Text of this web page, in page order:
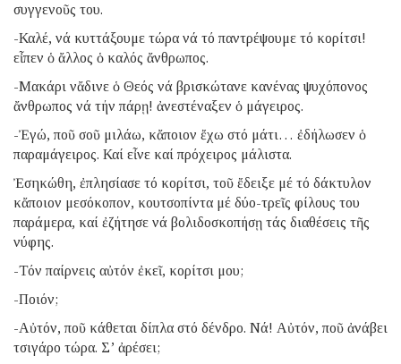
συγγενοῦς του.
-Καλέ, νά κυττάξουμε τώρα νά τό παντρέψουμε τό κορίτσι!
εἶπεν ὁ ἄλλος ὁ καλός ἄνθρωπος.
-Μακάρι νἄδινε ὁ Θεός νά βρισκώτανε κανένας ψυχόπονος
ἄνθρωπος νά τήν πάρῃ! ἀνεστέναξεν ὁ μάγειρος.
-Ἐγώ, ποῦ σοῦ μιλάω, κἄποιον ἔχω στό μάτι… ἐδήλωσεν ὁ
παραμάγειρος. Καί εἶνε καί πρόχειρος μάλιστα.
Ἐσηκώθη, ἐπλησίασε τό κορίτσι, τοῦ ἔδειξε μέ τό δάκτυλον
κἄποιον μεσόκοπον, κουτσοπίντα μέ δύο-τρεῖς φίλους του
παράμερα, καί ἐζήτησε νά βολιδοσκοπήσῃ τάς διαθέσεις τῆς
νύφης.
-Τόν παίρνεις αὐτόν ἐκεῖ, κορίτσι μου;
-Ποιόν;
-Αὐτόν, ποῦ κάθεται δίπλα στό δένδρο. Νά! Αὐτόν, ποῦ ἀνάβει
τσιγάρο τώρα. Σ’ ἀρέσει;